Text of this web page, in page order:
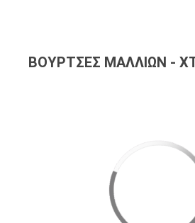
ΒΟΥΡΤΣΕΣ ΜΑΛΛΙΩΝ -